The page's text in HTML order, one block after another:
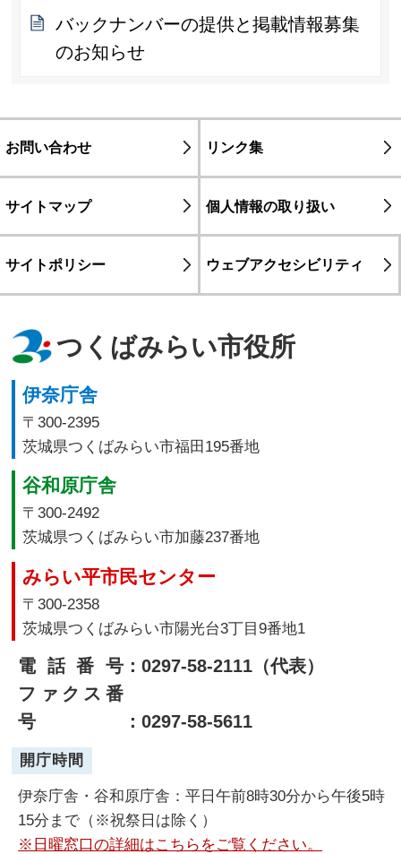
バックナンバーの提供と掲載情報募集
のお知らせ
お問い合わせ リンク集
サイトマップ 個人情報の取り扱い
サイトポリシー ウェブアクセシビリティ
つくばみらい市役所
伊奈庁舎
〒300-2395
茨城県つくばみらい市福田195番地
谷和原庁舎
〒300-2492
茨城県つくばみらい市加藤237番地
みらい平市民センター
〒300-2358
茨城県つくばみらい市陽光台3丁目9番地1
電話番号：0297-58-2111（代表）
ファクス番
号
：0297-58-5611
開庁時間
伊奈庁舎・谷和原庁舎：平日午前8時30分から午後5時
15分まで（※祝祭日は除く）
※日曜窓口の詳細はこちらをご覧ください。